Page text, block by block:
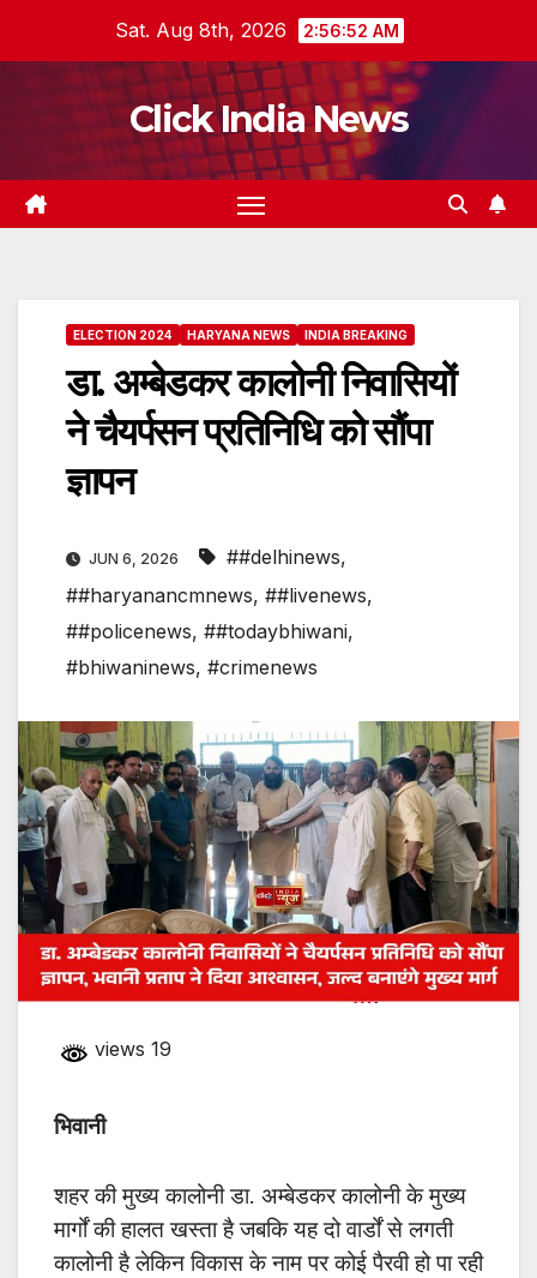
Sat. Aug 8th, 2026 2:56:53 AM
Click India News
ELECTION 2024 HARYANA NEWS INDIA BREAKING
डा. अम्बेडकर कालोनी निवासियों
ने चैयर्पसन प्रतिनिधि को सौंपा
ज्ञापन
JUN 6, 2026 ##delhinews,
##haryanancmnews, ##livenews,
##policenews, ##todaybhiwani,
#bhiwaninews, #crimenews
views 19
भिवानी
शहर की मुख्य कालोनी डा. अम्बेडकर कालोनी के मुख्य
मार्गों की हालत खस्ता है जबकि यह दो वार्डों से लगती
कालोनी है लेकिन विकास के नाम पर कोई पैरवी हो पा रही